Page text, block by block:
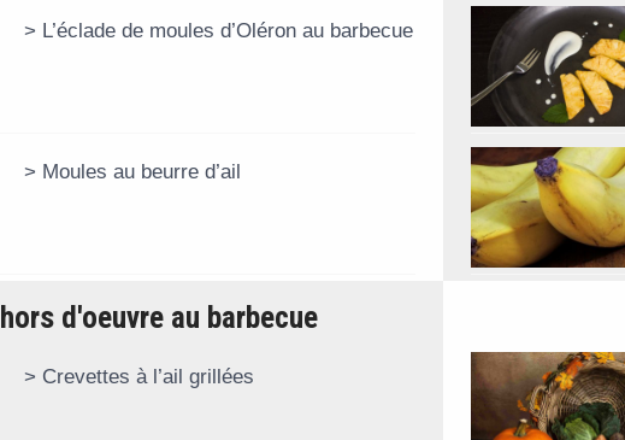
L’éclade de moules d’Oléron au barbecue
Moules au beurre d’ail
d'oeuvre au barbecue
Crevettes à l’ail grillées